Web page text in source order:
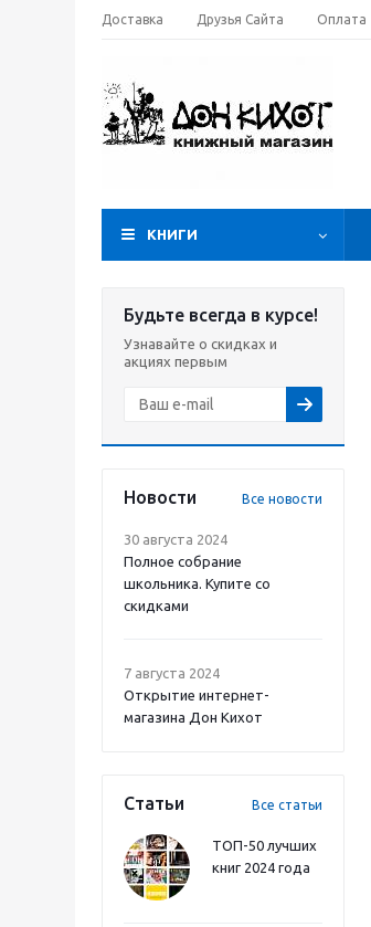
Доставка Друзья Сайта Оплата
КНИГИ
Будьте всегда в курсе!
Узнавайте о скидках и
акциях первым
Новости Все новости
30 августа 2024
Полное собрание
школьника. Купите со
скидками
7 августа 2024
Открытие интернет-
магазина Дон Кихот
Статьи Все статьи
ТОП-50 лучших
книг 2024 года